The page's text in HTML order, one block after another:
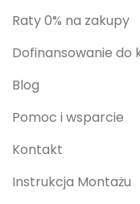
Raty 0% na zakupy
Dofinansowanie do
Blog
Pomoc i wsparcie
Kontakt
Instrukcja Montażu